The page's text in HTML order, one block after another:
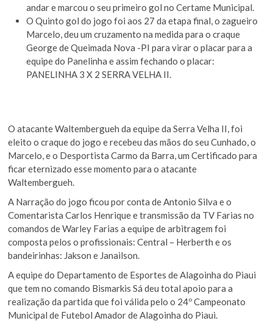
andar e marcou o seu primeiro gol no Certame Municipal.
O Quinto gol do jogo foi aos 27 da etapa final, o zagueiro
Marcelo, deu um cruzamento na medida para o craque
George de Queimada Nova -PI para virar o placar para a
equipe do Panelinha e assim fechando o placar:
PANELINHA 3 X 2 SERRA VELHA II.
O atacante Waltembergueh da equipe da Serra Velha II, foi
eleito o craque do jogo e recebeu das mãos do seu Cunhado, o
Marcelo, e o Desportista Carmo da Barra, um Certificado para
ficar eternizado esse momento para o atacante
Waltembergueh.
A Narração do jogo ficou por conta de Antonio Silva e o
Comentarista Carlos Henrique e transmissão da TV Farias no
comandos de Warley Farias a equipe de arbitragem foi
composta pelos o profissionais: Central – Herberth e os
bandeirinhas: Jakson e Janailson.
A equipe do Departamento de Esportes de Alagoinha do Piaui
que tem no comando Bismarkis Sá deu total apoio para a
realização da partida que foi válida pelo o 24º Campeonato
Municipal de Futebol Amador de Alagoinha do Piaui.